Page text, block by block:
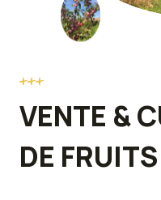
+++
VENTE &
DE FRUITS